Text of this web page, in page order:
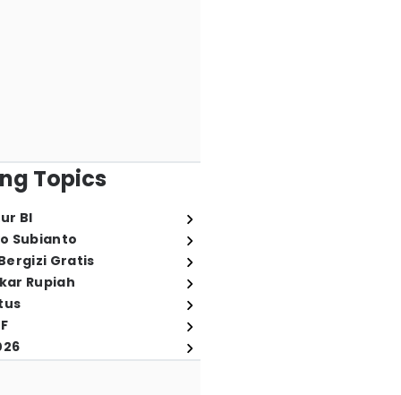
Topics
BI
Subianto
Gratis
Rupiah